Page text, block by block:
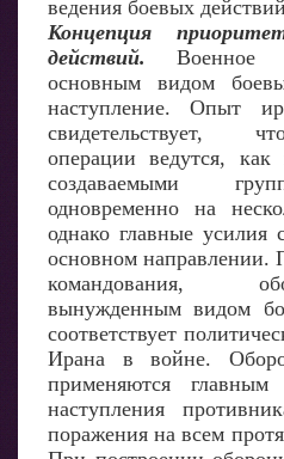
ведения боевых
Концепция
действий. Военное
основным видом
наступление. Опыт
свидетельствует,
операции ведутся, как
создаваемыми
одновременно на
однако главные усилия
основном направлении.
командования,
вынужденным видом
соответствует
Ирана в войне.
применяются
наступления
поражения на всем